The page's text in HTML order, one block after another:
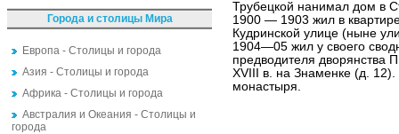
Города и столицы Мира
Европа - Столицы и города
Азия - Столицы и города
Африка - Столицы и города
Австралия и Океания - Столицы и
города
Трубецкой нанимал дом в
1900 — 1903 жил в
Кудринской улице (ныне
1904—05 жил у своего
предводителя дворянства
XVIII в. на Знаменке (д.
монастыря.